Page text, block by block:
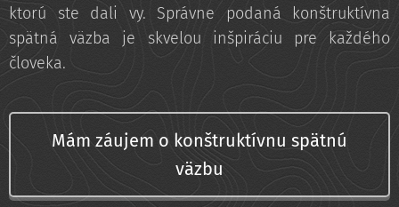
ktorú ste dali vy. Správne podaná konštruktívna
spätná väzba je skvelou inšpiráciu pre každého
človeka.
Mám záujem o konštruktívnu spätnú
väzbu